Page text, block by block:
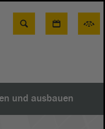
Suche
und ausbauen